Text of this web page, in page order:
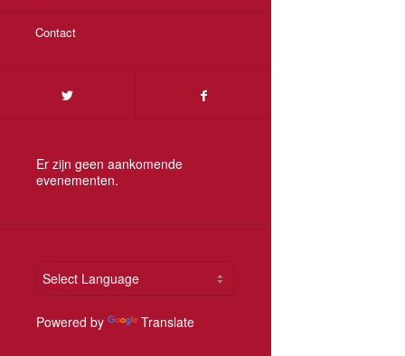
Contact
Er zijn geen aankomende
evenementen.
Powered by Translate